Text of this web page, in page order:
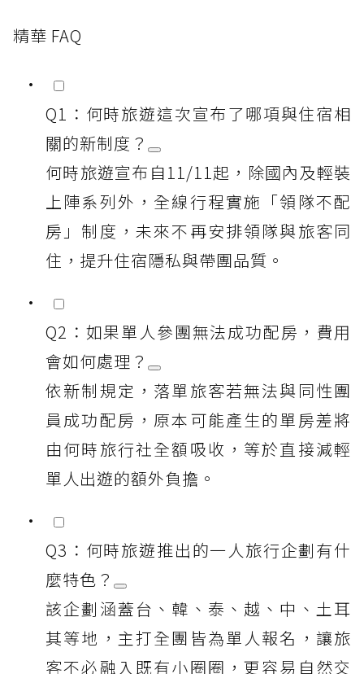
精華 FAQ
Q1：何時旅遊這次宣布了哪項與住宿相
關的新制度？
何時旅遊宣布自11/11起，除國內及輕裝
上陣系列外，全線行程實施「領隊不配
房」制度，未來不再安排領隊與旅客同
住，提升住宿隱私與帶團品質。
Q2：如果單人參團無法成功配房，費用
會如何處理？
依新制規定，落單旅客若無法與同性團
員成功配房，原本可能產生的單房差將
由何時旅行社全額吸收，等於直接減輕
單人出遊的額外負擔。
Q3：何時旅遊推出的一人旅行企劃有什
麼特色？
該企劃涵蓋台、韓、泰、越、中、土耳
其等地，主打全團皆為單人報名，讓旅
客不必融入既有小圈圈，更容易自然交